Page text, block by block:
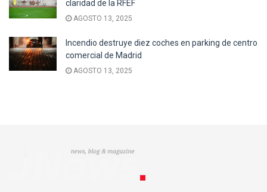
claridad de la RFEF
AGOSTO 13, 2025
Incendio destruye diez coches en parking de centro
comercial de Madrid
AGOSTO 13, 2025